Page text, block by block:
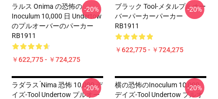
ラルス Onima の恐怖の
Inoculum 10,000 日 Undertow
のプルオーバーのパーカー
RB1911
￥622,775 - ￥724,275
-20%
ブラック Tool-メタルプルオー
バーパーカーパーカー
RB1911
￥622,775 - ￥724,275
-20%
ラダラス ́nima 恐怖 10,000 デ
イズ-Tool Undertow プルオー
-20%
横の恐怖のInoculum 10,000
デイズ-Tool Undertow プルオ
-20%